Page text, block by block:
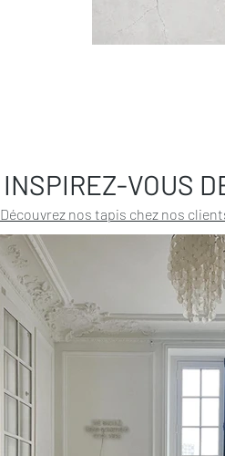
INSPIREZ-VOUS
Découvrez nos tapis chez nos